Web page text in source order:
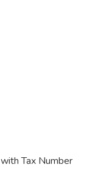
Tax Number